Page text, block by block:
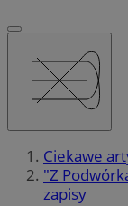
Ciekawe
"Z
zapisy